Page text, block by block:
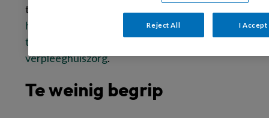
technologische toepassingen vind je op
https://​www.​waardigheidentro​ts.​nl/​tools/​
technologische-toepassingen-
verpleeghuiszorg​.
Te weinig begrip
Reject All I Accept